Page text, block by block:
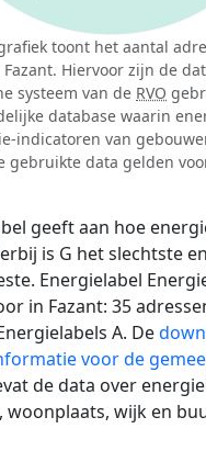
toont het aantal
Hiervoor zijn de
systeem van de RVO
database waarin
indicatoren van
gebruikte data gelden
geeft aan hoe
is G het slechtste
Energielabel
in Fazant: 35
A. De
voor de
de data over
woonplaats, wijk en